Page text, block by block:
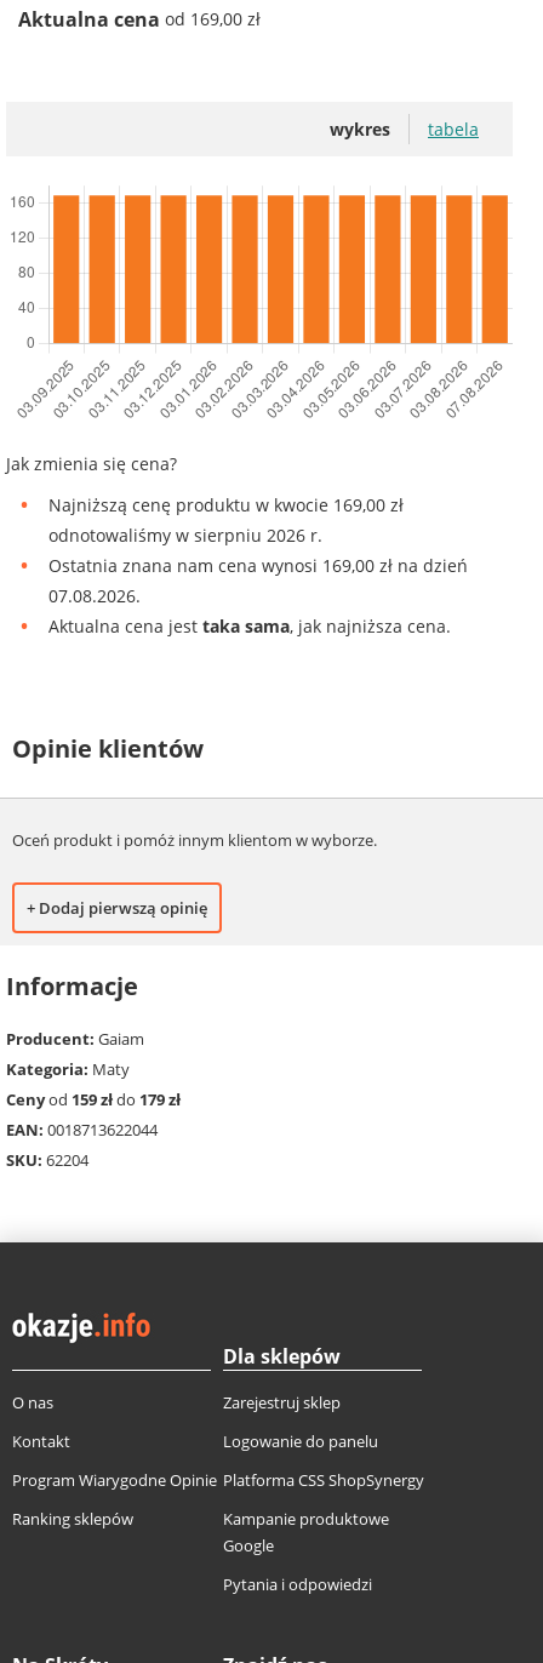
Aktualna cena od 169,00 zł
wykres tabela
Jak zmienia się cena?
Najniższą cenę produktu w kwocie 169,00 zł
odnotowaliśmy w sierpniu 2026 r.
Ostatnia znana nam cena wynosi 169,00 zł na dzień
07.08.2026.
Aktualna cena jest taka sama, jak najniższa cena.
Opinie klientów
Oceń produkt i pomóż innym klientom w wyborze.
+ Dodaj pierwszą opinię
Informacje
Producent: Gaiam
Kategoria: Maty
Cenyod 159 złdo 179 zł
EAN: 0018713622044
SKU: 62204
O nas
Kontakt
Program Wiarygodne Opinie
Ranking sklepów
Dla sklepów
Zarejestruj sklep
Logowanie do panelu
Platforma CSS ShopSynergy
Kampanie produktowe
Google
Pytania i odpowiedzi